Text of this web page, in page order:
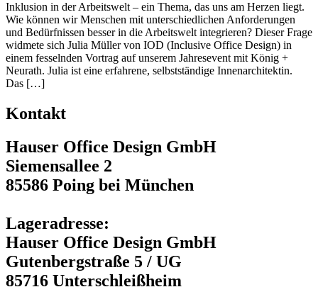
Inklusion in der Arbeitswelt – ein Thema, das uns am Herzen liegt.
Wie können wir Menschen mit unterschiedlichen Anforderungen
und Bedürfnissen besser in die Arbeitswelt integrieren? Dieser Frage
widmete sich Julia Müller von IOD (Inclusive Office Design) in
einem fesselnden Vortrag auf unserem Jahresevent mit König +
Neurath. Julia ist eine erfahrene, selbstständige Innenarchitektin.
Das […]
Kontakt
Hauser Office Design GmbH
Siemensallee 2
85586 Poing bei München
Lageradresse:
Hauser Office Design GmbH
Gutenbergstraße 5 / UG
85716 Unterschleißheim